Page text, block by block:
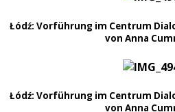
Łódź: Vorführung im Centrum
von Anna
Łódź: Vorführung im Centrum
von Anna